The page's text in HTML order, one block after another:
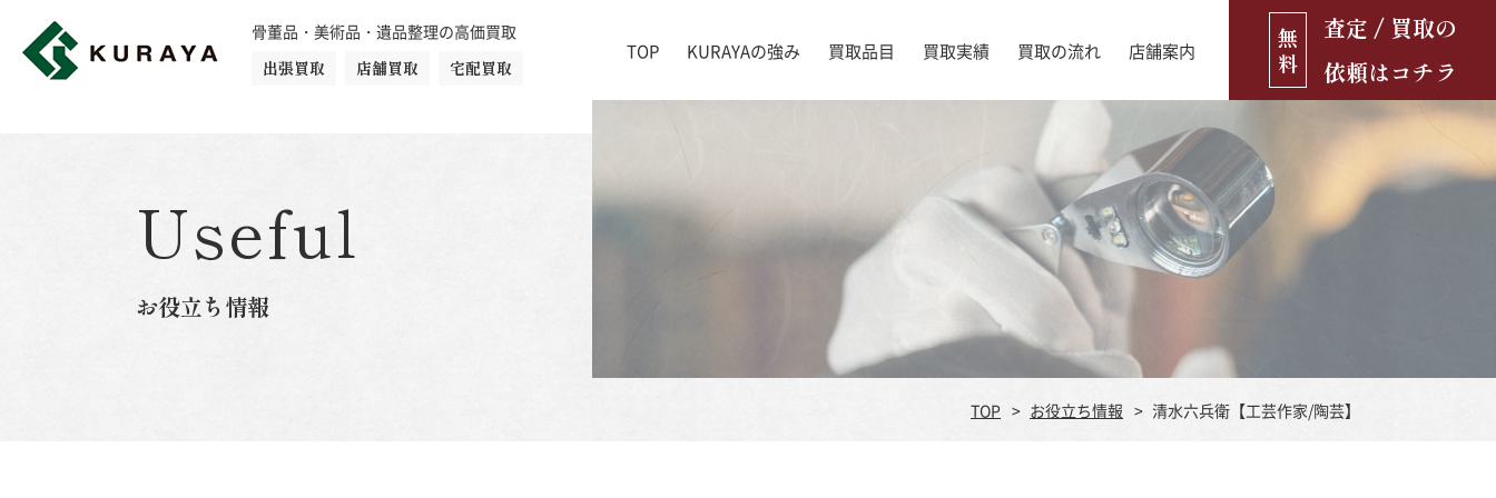
骨董品・美術品・遺品整理の高価買取
出張買取
店舗買取 宅配買取
TOP KURAYAの強み 買取品目
古銭・古紙幣
古いおもちゃ・人形 遺品買取
ダイヤモンド 時計 ブランド品 食器
楽器 ブランド家具
買取実績 買取の流れ 店舗案内
店舗ブログ お役立ち情報
無
料
査定 / 買取の
依頼はコチラ
Useful
お役立ち情報
TOP お役立ち情報 清水六兵衛【工芸作家/陶芸】